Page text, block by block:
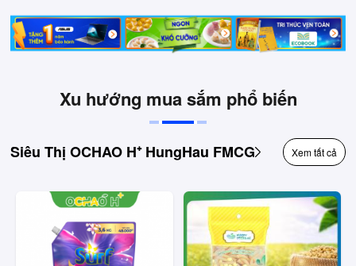
Xu hướng mua sắm phổ biến
Siêu Thị OCHAO H⁺ HungHau FMCG Xem tất cả